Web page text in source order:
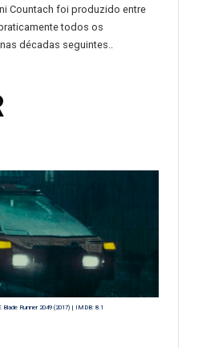
Countach foi produzido entre
todos os
décadas seguintes..
Blade Runner 2049 (2017) | IMDB: 8.1